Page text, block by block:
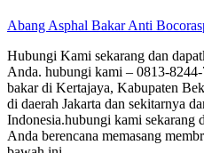
Abang Asphal Bakar Anti Bocor
Hubungi Kami sekarang dan
Anda. hubungi kami – 0813-
bakar di Kertajaya, Kabupaten
di daerah Jakarta dan sekitarnya
Indonesia.hubungi kami sekarang
Anda berencana memasang